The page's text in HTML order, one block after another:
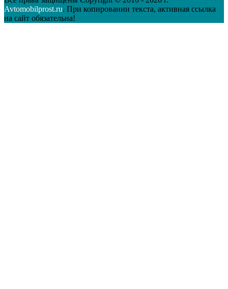
Avtomobilprost.ru. При копировании текста, активная ссылка
на сайт обязательна!